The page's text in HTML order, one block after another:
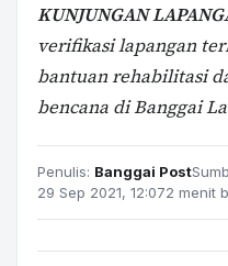
KUNJUNGAN
verifikasi lapangan
bantuan rehabilitasi
bencana di Banggai
Penulis: Banggai Post
29 Sep 2021, 12:072 menit